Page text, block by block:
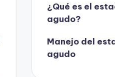
¿Qué es el
agudo?
Manejo del
agudo